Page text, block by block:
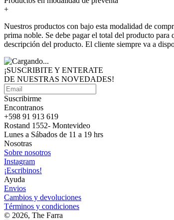
+
Nuestros productos con bajo esta modalidad de
prima noble. Se debe pagar el total del producto para
descripción del producto. El cliente siempre va a
¡SUSCRIBITE Y ENTERATE
DE NUESTRAS NOVEDADES!
Suscribirme
Encontranos
+598 91 913 619
Rostand 1552- Montevideo
Lunes a Sábados de 11 a 19 hrs
Nosotras
Sobre nosotros
Instagram
¡Escribinos!
Ayuda
Envios
Cambios y devoluciones
Términos y condiciones
© 2026, The Farra